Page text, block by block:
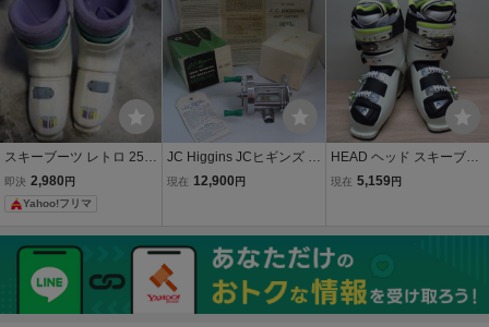
ディウム
キー靴
スキーブーツ レトロ 25.5
cm
即決 2,980 円
Yahoo!フリマ
JC Higgins JCヒギンズ 1
00 ダイレクトドライブリ
ージリール フルオリジナ
ル
現在 12,900 円
HEAD ヘッド スキーブー
ツ 25-25.5cm 297㎜ 115
現在 5,159円